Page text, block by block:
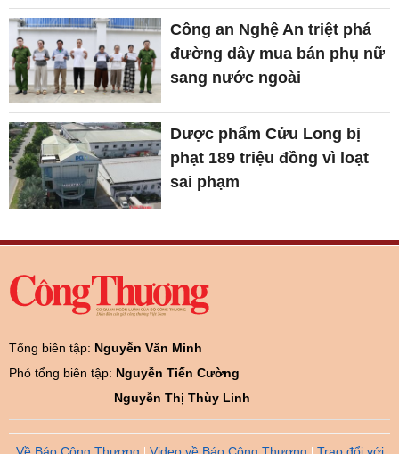
Công an Nghệ An triệt phá
đường dây mua bán phụ nữ
sang nước ngoài
Dược phẩm Cửu Long bị
phạt 189 triệu đồng vì loạt
sai phạm
Tổng biên tập: Nguyễn Văn Minh
Phó tổng biên tập: Nguyễn Tiến Cường
Nguyễn Thị Thùy Linh
Về Báo Công Thương Video về Báo Công Thương Trao đổi với